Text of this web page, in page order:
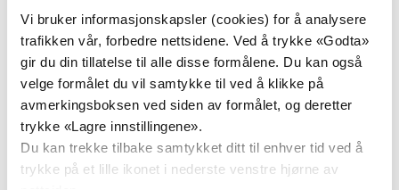
Vi bruker informasjonskapsler (cookies) for å analysere
trafikken vår, forbedre nettsidene. Ved å trykke «Godta»
gir du din tillatelse til alle disse formålene. Du kan også
velge formålet du vil samtykke til ved å klikke på
avmerkingsboksen ved siden av formålet, og deretter
trykke «Lagre innstillingene».
Du kan trekke tilbake samtykket ditt til enhver tid ved å
trykke på et lille ikonet i nederste venstre hjørne av
Del
på
Facebook
Del
på
Twitter
28.
okt.
2026
Fylkesstyremøte Østfold KrF
Teams